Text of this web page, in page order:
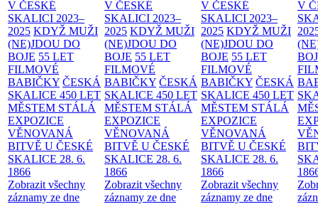
V ČESKÉ
SKALICI 2023–
2025 KDYŽ MUŽI
(NE)JDOU DO
BOJE 55 LET
FILMOVÉ
BABIČKY ČESKÁ
SKALICE 450 LET
MĚSTEM STÁLÁ
EXPOZICE
VĚNOVANÁ
BITVĚ U ČESKÉ
SKALICE 28. 6.
1866
Zobrazit všechny
záznamy ze dne
V ČESKÉ
SKALICI 2023–
2025 KDYŽ MUŽI
(NE)JDOU DO
BOJE 55 LET
FILMOVÉ
BABIČKY ČESKÁ
SKALICE 450 LET
MĚSTEM STÁLÁ
EXPOZICE
VĚNOVANÁ
BITVĚ U ČESKÉ
SKALICE 28. 6.
1866
Zobrazit všechny
záznamy ze dne
V ČESKÉ
SKALICI 2023–
2025 KDYŽ MUŽI
(NE)JDOU DO
BOJE 55 LET
FILMOVÉ
BABIČKY ČESKÁ
SKALICE 450 LET
MĚSTEM STÁLÁ
EXPOZICE
VĚNOVANÁ
BITVĚ U ČESKÉ
SKALICE 28. 6.
1866
Zobrazit všechny
záznamy ze dne
V